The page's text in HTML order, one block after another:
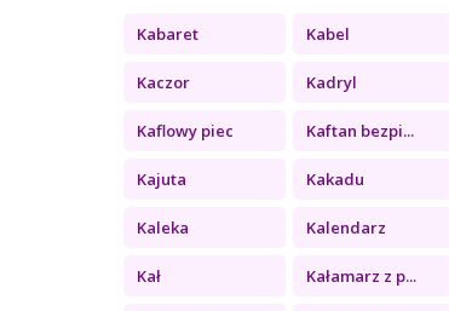
Kabaret Kabel
Kaczor Kadryl
Kaflowy piec Kaftan bezpi...
Kajuta Kakadu
Kaleka Kalendarz
Kał Kałamarz z p...